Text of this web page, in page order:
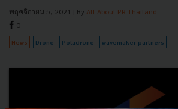
พฤศจิกายน 5, 2021 | By All About PR Thailand
0
News Drone Poladrone wavemaker-partners